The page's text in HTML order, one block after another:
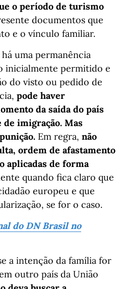
o período de turismo
documentos que
e o vínculo familiar.
uma permanência
inicialmente permitido e
do visto ou pedido de
pode haver
da saída do país
imigração. Mas
Em regra, não
ordem de afastamento
aplicadas de forma
quando fica claro que
europeu e que
se for o caso.
do DN Brasil no
a intenção da família for
outro país da União